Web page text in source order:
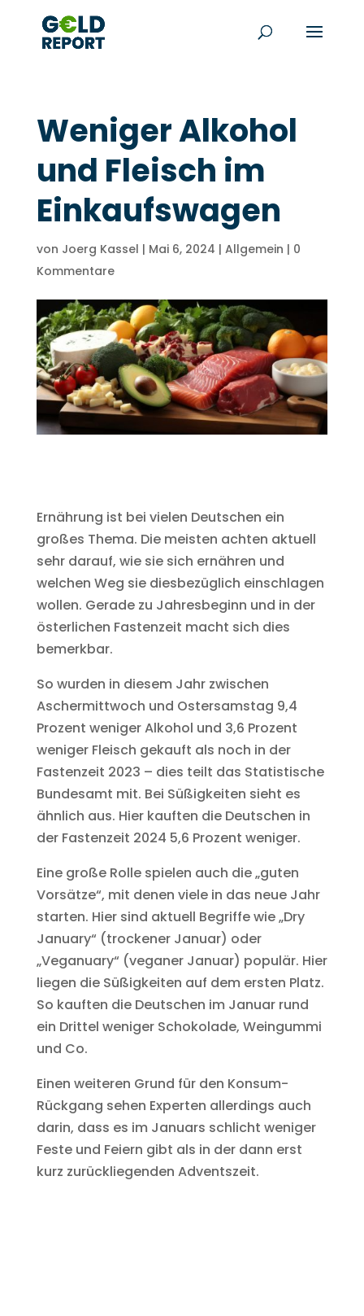
Weniger Alkohol
und Fleisch im
Einkaufswagen
von Joerg Kassel | Mai 6, 2024 | Allgemein | 0
Kommentare
Ernährung ist bei vielen Deutschen ein
großes Thema. Die meisten achten aktuell
sehr darauf, wie sie sich ernähren und
welchen Weg sie diesbezüglich einschlagen
wollen. Gerade zu Jahresbeginn und in der
österlichen Fastenzeit macht sich dies
bemerkbar.
So wurden in diesem Jahr zwischen
Aschermittwoch und Ostersamstag 9,4
Prozent weniger Alkohol und 3,6 Prozent
weniger Fleisch gekauft als noch in der
Fastenzeit 2023 – dies teilt das Statistische
Bundesamt mit. Bei Süßigkeiten sieht es
ähnlich aus. Hier kauften die Deutschen in
der Fastenzeit 2024 5,6 Prozent weniger.
Eine große Rolle spielen auch die „guten
Vorsätze“, mit denen viele in das neue Jahr
starten. Hier sind aktuell Begriffe wie „Dry
January“ (trockener Januar) oder
„Veganuary“ (veganer Januar) populär. Hier
liegen die Süßigkeiten auf dem ersten Platz.
So kauften die Deutschen im Januar rund
ein Drittel weniger Schokolade, Weingummi
und Co.
Einen weiteren Grund für den Konsum-
Rückgang sehen Experten allerdings auch
darin, dass es im Januars schlicht weniger
Feste und Feiern gibt als in der dann erst
kurz zurückliegenden Adventszeit.